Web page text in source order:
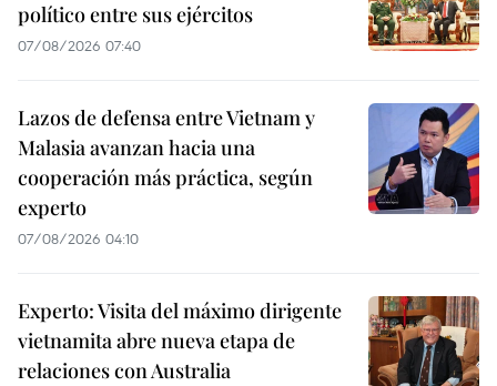
político entre sus ejércitos
07/08/2026 07:40
Lazos de defensa entre Vietnam y
Malasia avanzan hacia una
cooperación más práctica, según
experto
07/08/2026 04:10
Experto: Visita del máximo dirigente
vietnamita abre nueva etapa de
relaciones con Australia